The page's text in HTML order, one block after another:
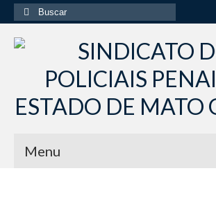
Buscar
por:
Menu